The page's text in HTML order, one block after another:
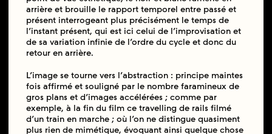
arrière et brouille le rapport temporel entre passé et
présent interrogeant plus précisément le temps de
l’instant présent, qui est ici celui de l’improvisation et
de sa variation infinie de l’ordre du cycle et donc du
retour en arrière.
L’image se tourne vers l’abstraction : principe maintes
fois affirmé et souligné par le nombre faramineux de
gros plans et d’images accélérées ; comme par
exemple, à la fin du film ce travelling de rails filmé
d’un train en marche ; où l’on ne distingue quasiment
plus rien de mimétique, évoquant ainsi quelque chose